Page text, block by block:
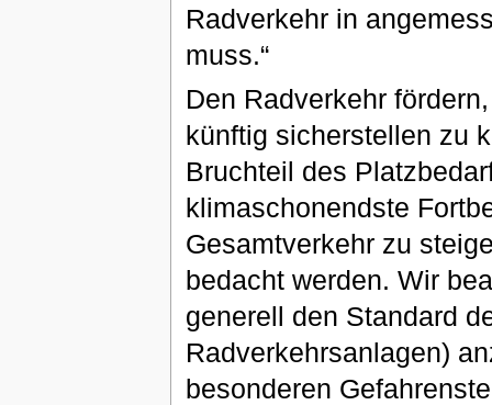
Radverkehr in
muss.“
Den Radverkehr
künftig sicherstellen zu
Bruchteil des
klimaschonendste
Gesamtverkehr zu
bedacht werden. Wir
generell den Standard
Radverkehrsanlagen)
besonderen